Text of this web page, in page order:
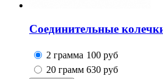
Соединительные
2 грамма 100 руб
20 грамм 630 руб